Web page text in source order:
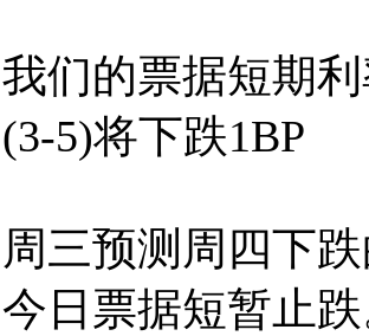
的票据短期利
5)将下跌1BP
预测周四下跌
日票据短暂止